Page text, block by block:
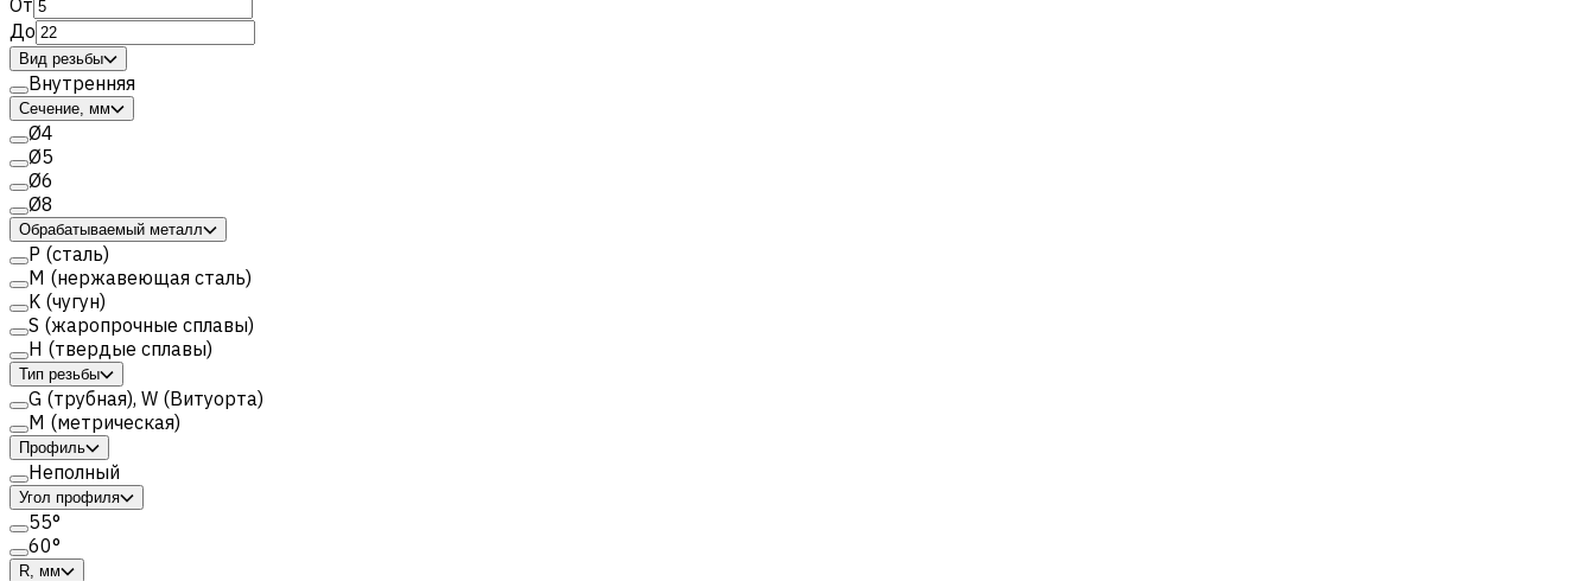
До
Вид резьбы
Внутренняя
Сечение, мм
Ø4
Ø5
Ø6
Ø8
Обрабатываемый металл
Р (сталь)
M (нержавеющая сталь)
K (чугун)
S (жаропрочные сплавы)
H (твердые сплавы)
Тип резьбы
G (трубная), W (Витуорта)
M (метрическая)
Профиль
Неполный
Угол профиля
55°
60°
R, мм